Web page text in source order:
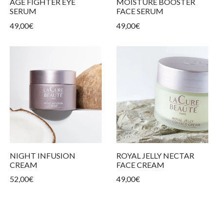
SERUM
49,00€
FACE SERUM
49,00€
NIGHT INFUSION
CREAM
52,00€
ROYAL JELLY NECTAR
FACE CREAM
49,00€
produits
de peaux
et Tiraillements